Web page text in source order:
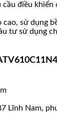
điều khiển
sử dụng
tư sử dụng
Lĩnh Nam,